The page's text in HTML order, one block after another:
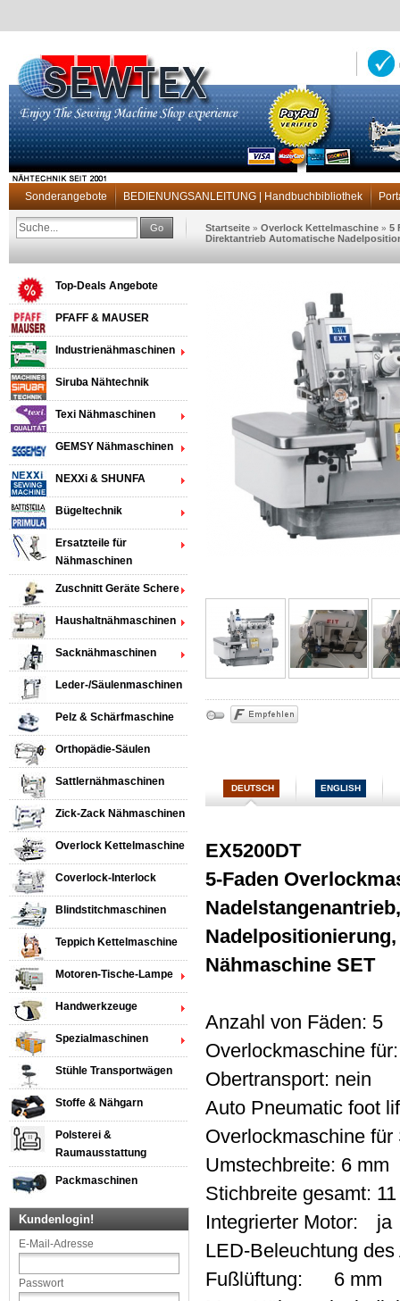
Sonderangebote BEDIENUNGSANLEITUNG | Handbuchbibliothek
Go Startseite » Overlock Kettelmaschine » 5
Direktantrieb Automatische
DEUTSCH ENGLISH
EX5200DT
5-Faden
Nähmaschine SET
Anzahl von Fäden: 5
Overlockmaschine
Obertransport: nein
Auto Pneumatic foot
Overlockmaschine
Umstechbreite: 6 mm
Stichbreite gesamt:
Integrierter Motor:
ja
LED-Beleuchtung
Fußlüftung:
6 mm
Top-Deals Angebote
PFAFF & MAUSER
Industrienähmaschinen
Siruba Nähtechnik
Texi Nähmaschinen
GEMSY Nähmaschinen
NEXXi & SHUNFA
Bügeltechnik
Ersatzteile für
Nähmaschinen
Zuschnitt Geräte Schere
Haushaltnähmaschinen
Sacknähmaschinen
Leder-/Säulenmaschinen
Pelz & Schärfmaschine
Orthopädie-Säulen
Sattlernähmaschinen
Zick-Zack Nähmaschinen
Overlock Kettelmaschine
Coverlock-Interlock
Blindstitchmaschinen
Teppich Kettelmaschine
Motoren-Tische-Lampe
Handwerkzeuge
Spezialmaschinen
Stühle Transportwägen
Stoffe & Nähgarn
Polsterei &
Raumausstattung
Packmaschinen
Kundenlogin!
E-Mail-Adresse
Passwort